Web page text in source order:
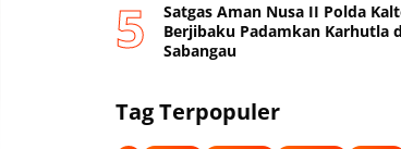
Satgas Aman Nusa II Polda
Berjibaku Padamkan Karhutla
Sabangau
Tag Terpopuler